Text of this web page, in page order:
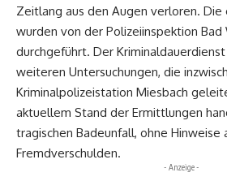
Zeitlang aus den Augen verloren.
wurden von der Polizeiinspektion Bad
durchgeführt. Der
weiteren Untersuchungen, die
Kriminalpolizeistation Miesbach
aktuellem Stand der Ermittlungen
tragischen Badeunfall, ohne Hinweise
Fremdverschulden.
- Anzeige -